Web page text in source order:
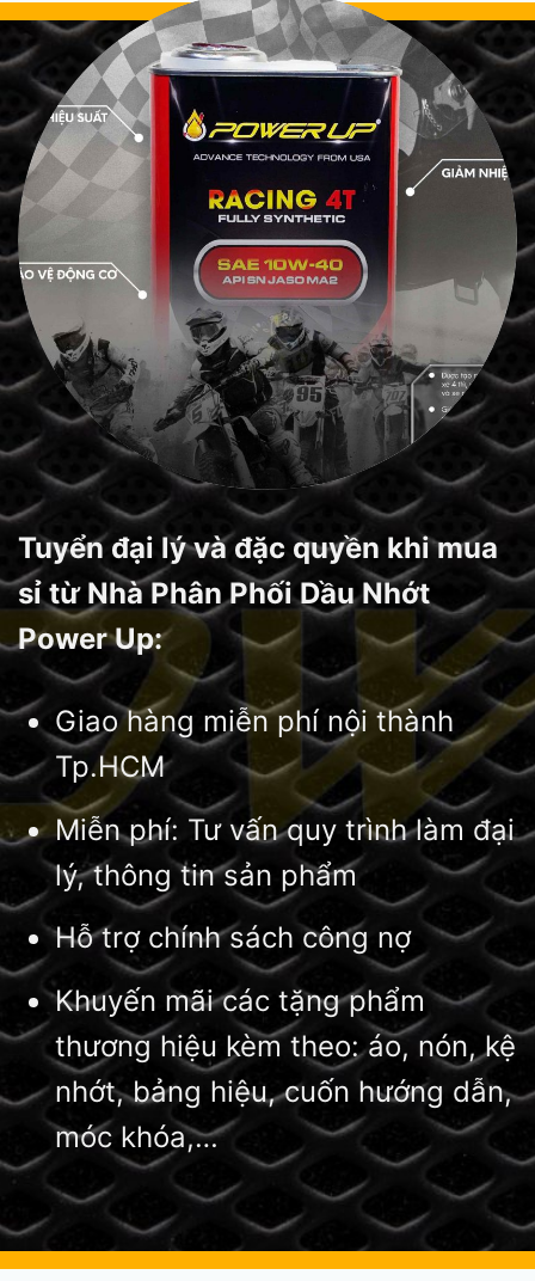
Tuyển đại lý và đặc quyền khi mua
sỉ từ Nhà Phân Phối Dầu Nhớt
Power Up:
Giao hàng miễn phí nội thành
Tp.HCM
Miễn phí: Tư vấn quy trình làm đại
lý, thông tin sản phẩm
Hỗ trợ chính sách công nợ
Khuyến mãi các tặng phẩm
thương hiệu kèm theo: áo, nón, kệ
nhớt, bảng hiệu, cuốn hướng dẫn,
móc khóa,…